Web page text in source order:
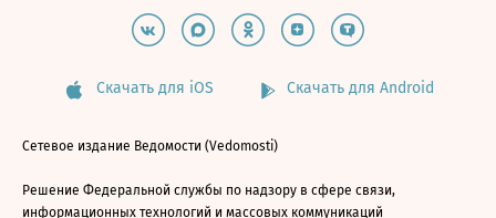
Скачать для iOS Скачать для Android
Сетевое издание Ведомости (Vedomosti)
Решение Федеральной службы по надзору в сфере связи,
информационных технологий и массовых коммуникаций